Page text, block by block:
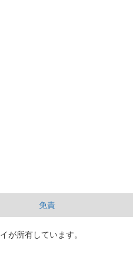
免責
が所有しています。